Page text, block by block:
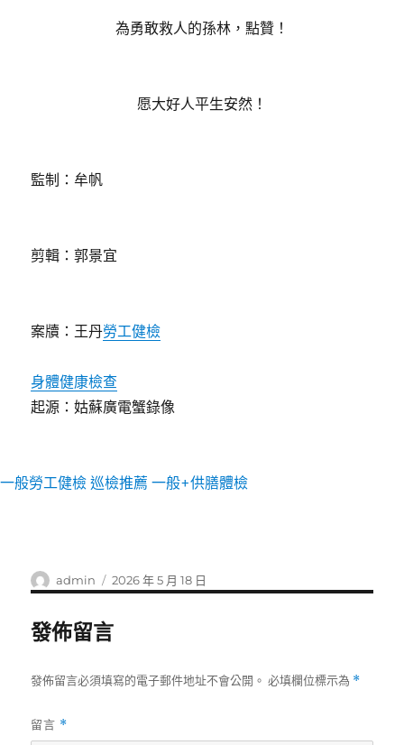
為勇敢救人的孫林，點贊！
愿大好人平生安然！
監制：牟帆
剪輯：郭景宜
案牘：王丹勞工健檢
身體健康檢查
起源：姑蘇廣電蟹錄像
一般勞工健檢 巡檢推薦 一般+供膳體檢
作
者
admin
發
佈
2026 年 5 月 18 日
發佈留言
發佈留言必須填寫的電子郵件地址不會公開。 必填欄位標示為 *
留言 *